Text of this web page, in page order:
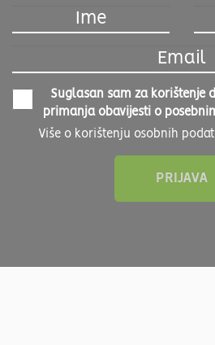
Suglasan sam za korištenje
primanja obavijesti o
Više o korištenju osobnih